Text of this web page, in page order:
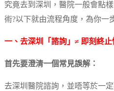
究竟去到深圳，醫院一般會點
術?以下就由流程角度，為你一
一、去深圳「諮詢」≠ 即刻終止
首先要澄清一個常見誤解：
去深圳醫院諮詢，並唔等於一定